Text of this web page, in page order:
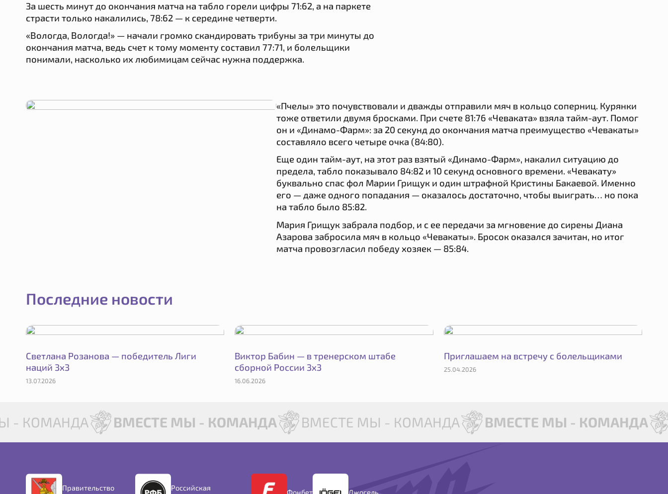
За шесть минут до окончания матча на табло горели цифры 71:62, а на паркете
страсти только накалились, 78:62 — к середине четверти.
«Вологда, Вологда!» — начали громко скандировать трибуны за три минуты до
окончания матча, ведь счет к тому моменту составил 77:71, и болельщики
понимали, насколько их любимицам сейчас нужна поддержка.
«Пчелы» это почувствовали и дважды отправили мяч в кольцо соперниц. Курянки
тоже ответили двумя бросками. При счете 81:76 «Чеваката» взяла тайм-аут. Помог
он и «Динамо-Фарм»: за 20 секунд до окончания матча преимущество «Чевакаты»
составляло всего четыре очка (84:80).
Еще один тайм-аут, на этот раз взятый «Динамо-Фарм», накалил ситуацию до
предела, табло показывало 84:82 и 10 секунд основного времени. «Чевакату»
буквально спас фол Марии Грищук и один штрафной Кристины Бакаевой. Именно
его — даже одного попадания — оказалось достаточно, чтобы выиграть… но пока
на табло было 85:82.
Мария Грищук забрала подбор, и с ее передачи за мгновение до сирены Диана
Азарова забросила мяч в кольцо «Чевакаты». Бросок оказался зачитан, но итог
матча провозгласил победу хозяек — 85:84.
Последние новости
Светлана Розанова — победитель Лиги
наций 3х3
13.07.2026
Виктор Бабин — в тренерском штабе
сборной России 3х3
16.06.2026
Приглашаем на встречу с болельщиками
25.04.2026
- КОМАНДА ВМЕСТЕ МЫ - КОМАНДА ВМЕСТЕ МЫ - КОМАНДА ВМЕСТЕ МЫ - КОМАНДА
Правительство
Российская
Фонбет Джогель